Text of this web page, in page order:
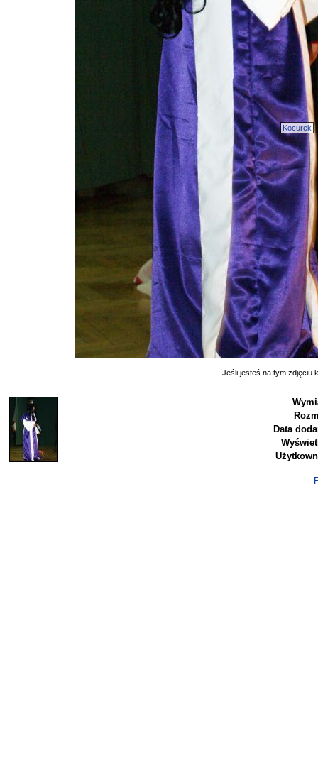
Kocurek
Jeśli jesteś na tym zdjęciu
Data